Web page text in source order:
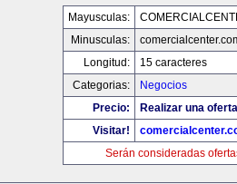
Mayusculas:
Minusculas:
Longitud:
15 caracteres
Categorias:
Negocios
Precio:
Realizar una
Visitar!
Serán consideradas